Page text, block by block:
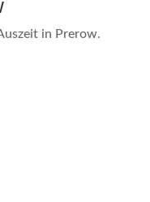
in Prerow.